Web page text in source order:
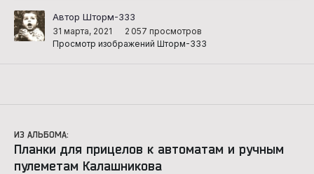
Автор Шторм-333
31 марта, 2021
2 057 просмотров
Просмотр изображений Шторм-333
ИЗ АЛЬБОМА:
Планки для прицелов к автоматам и ручным
пулеметам Калашникова